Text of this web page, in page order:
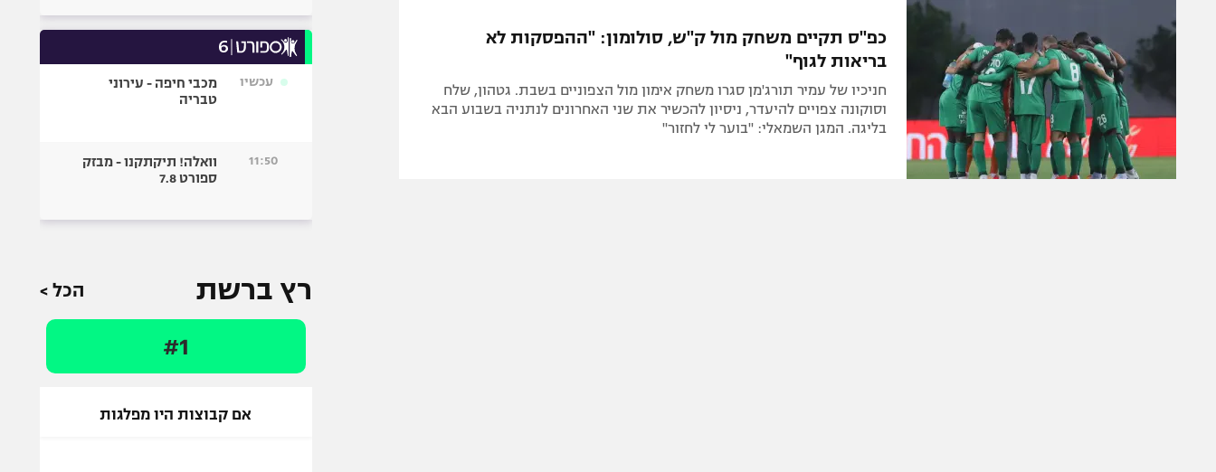
כפ"ס תקיים משחק מול ק"ש, סולומון: "ההפסקות לא
בריאות לגוף"
חניכיו של עמיר תורג'מן סגרו משחק אימון מול הצפוניים בשבת. גטהון, שלח
וסוקונה צפויים להיעדר, ניסיון להכשיר את שני האחרונים לנתניה בשבוע הבא
בליגה. המגן השמאלי: "בוער לי לחזור"
עכשיו
מכבי חיפה - עירוני
טבריה
11:50
וואלה! תיקתקנו - מבזק
ספורט 7.8
רץ ברשת הכל >
#1
אם קבוצות היו מפלגות